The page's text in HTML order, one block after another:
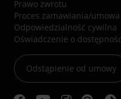
Prawo zwrotu
Proces zamawiania/
Odpowiedzialność cywilna
Oświadczenie o
Odstąpienie od umowy